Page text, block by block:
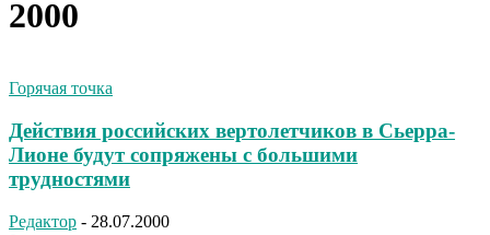
2000
Горячая точка
Действия российских вертолетчиков в Сьерра-
Лионе будут сопряжены с большими
трудностями
Редактор - 28.07.2000